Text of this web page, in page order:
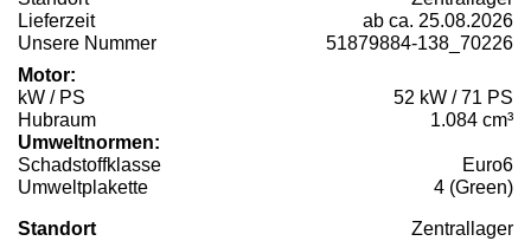
Lieferzeit
ab ca. 25.08.2026
Unsere Nummer
51879884-138_70226
Motor:
kW / PS
52 kW / 71 PS
Hubraum
1.084 cm³
Umweltnormen:
Schadstoffklasse
Euro6
Umweltplakette
4 (Green)
Standort Zentrallager